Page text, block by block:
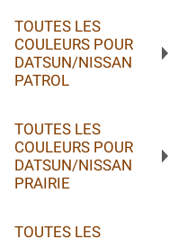
TOUTES LES
COULEURS POUR
DATSUN/NISSAN
PATROL
TOUTES LES
COULEURS POUR
DATSUN/NISSAN
PRAIRIE
TOUTES LES